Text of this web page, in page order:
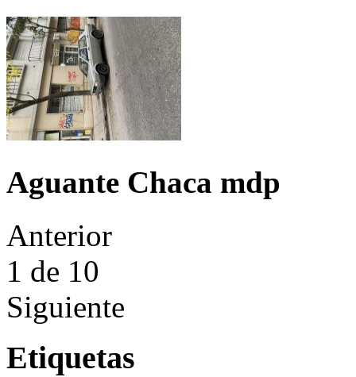
Aguante Chaca mdp
Anterior
1 de 10
Siguiente
Etiquetas